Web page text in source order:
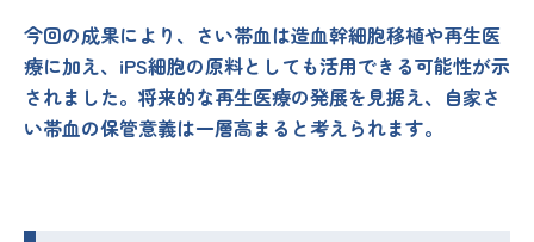
今回の成果により、さい帯血は造血幹細胞移植や再生医
療に加え、iPS細胞の原料としても活用できる可能性が示
されました。将来的な再生医療の発展を見据え、自家さ
い帯血の保管意義は一層高まると考えられます。